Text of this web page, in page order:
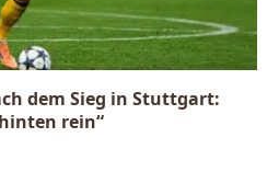
dem Sieg in Stuttgart:
rein“